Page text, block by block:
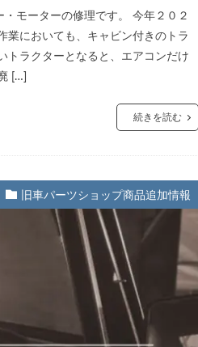
モーターの修理です。 今年２０２
業においても、キャビン付きのトラ
トラクターとなると、エアコンだけ
[…]
続きを読む
旧車パーツショップ商品追加情報